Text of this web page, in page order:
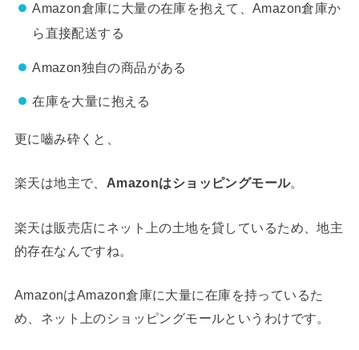
Amazon倉庫に大量の在庫を抱えて、Amazon倉庫か
ら直接配送する
Amazon独自の商品がある
在庫を大量に抱える
更に嚙み砕くと、
楽天は地主で、 Amazonはショッピングモール。
楽天は販売店にネット上の土地を貸しているため、地主
的存在なんですね。
AmazonはAmazon倉庫に大量に在庫を持っているた
め、ネット上のショッピングモールというわけです。